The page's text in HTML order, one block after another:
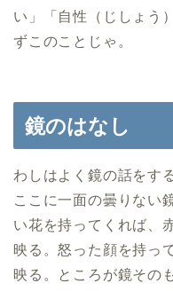
い」「自性（じしょう
ずこのことじゃ。
鏡のはなし
わしはよく鏡の話をする
ここに一面の曇りない
い花を持ってくれば、
映る。怒った顔を持っ
映る。ところが鏡その